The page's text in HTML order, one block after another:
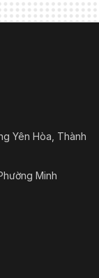
Yên Hòa, Thành
Minh